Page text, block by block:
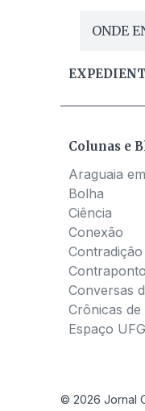
ONDE
Colunas e
Araguaia
Bolha
Ciência
Conexão
Contradição
Contraponto
Conversas
Crônicas de
Espaço UFG
© 2026 Jornal